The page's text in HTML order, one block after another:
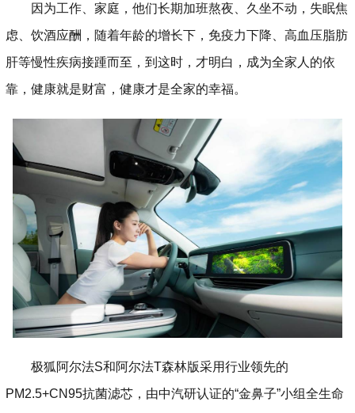
因为工作、家庭，他们长期加班熬夜、久坐不动，失眠焦
虑、饮酒应酬，随着年龄的增长下，免疫力下降、高血压脂肪
肝等慢性疾病接踵而至，到这时，才明白，成为全家人的依
靠，健康就是财富，健康才是全家的幸福。
极狐阿尔法S和阿尔法T森林版采用行业领先的
PM2.5+CN95抗菌滤芯，由中汽研认证的“金鼻子”小组全生命